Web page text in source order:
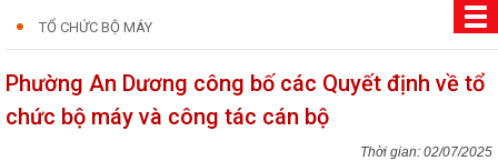
TỔ CHỨC BỘ MÁY
Phường An Dương công bố các Quyết định về tổ
chức bộ máy và công tác cán bộ
02/07/2025